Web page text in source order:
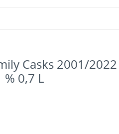
Casks 2001/
% 0,7 L